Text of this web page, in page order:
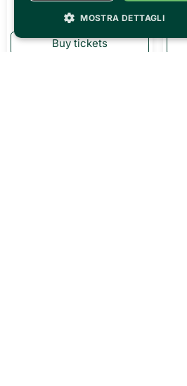
MOSTRA DETTAGLI